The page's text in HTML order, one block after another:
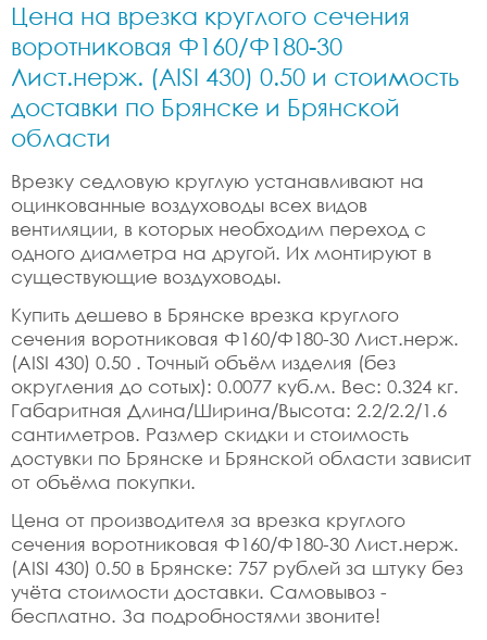
Цена на врезка круглого сечения
воротниковая Ф160/Ф180-30
Лист.нерж. (AISI 430) 0.50 и стоимость
доставки по Брянске и Брянской
области
Врезку седловую круглую устанавливают на
оцинкованные воздуховоды всех видов
вентиляции, в которых необходим переход с
одного диаметра на другой. Их монтируют в
существующие воздуховоды.
Купить дешево в Брянске врезка круглого
сечения воротниковая Ф160/Ф180-30 Лист.нерж.
(AISI 430) 0.50 . Точный объём изделия (без
округления до сотых): 0.0077 куб.м. Вес: 0.324 кг.
Габаритная Длина/Ширина/Высота: 2.2/2.2/1.6
сантиметров. Размер скидки и стоимость
достувки по Брянске и Брянской области зависит
от объёма покупки.
Цена от производителя за врезка круглого
сечения воротниковая Ф160/Ф180-30 Лист.нерж.
(AISI 430) 0.50 в Брянске: 757 рублей за штуку без
учёта стоимости доставки. Самовывоз -
бесплатно. За подробностями звоните!